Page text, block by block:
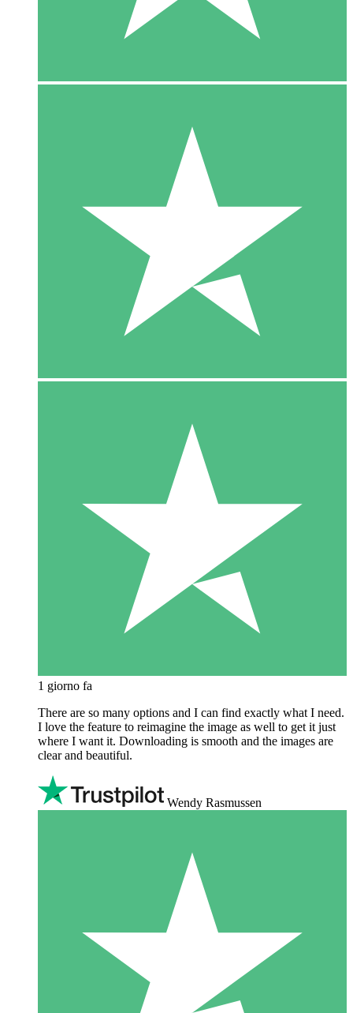
1 giorno fa
There are so many options and I can find exactly what I need.
I love the feature to reimagine the image as well to get it just
where I want it. Downloading is smooth and the images are
clear and beautiful.
Wendy Rasmussen